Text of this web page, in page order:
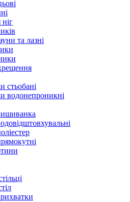
та лазні
стьобані
водонепроникні